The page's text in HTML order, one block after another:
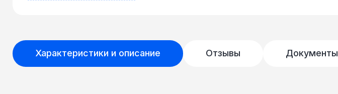
Характеристики и описание Отзывы Документы